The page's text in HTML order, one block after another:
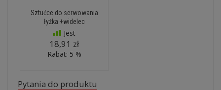
Sztućce do serwowania
łyżka +widelec
Jest
18,91 zł
Rabat: 5 %
Pytania do produktu